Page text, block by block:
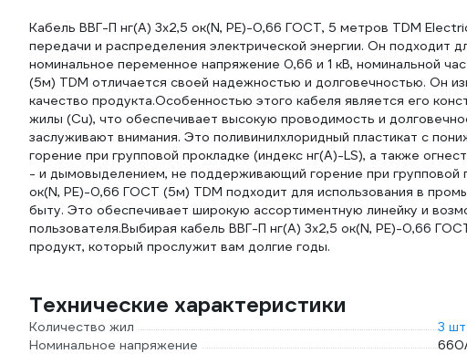
Кабель ВВГ-П нг(А) 3х2,5 ок(N, PE)-0,66 ГОСТ, 5 метров TDM
передачи и распределения электрической энергии. Он подходит
номинальное переменное напряжение 0,66 и 1 кВ, номинальной
(5м) TDM отличается своей надежностью и долговечностью. Он
качество продукта.Особенностью этого кабеля является его
жилы (Cu), что обеспечивает высокую проводимость и
заслуживают внимания. Это поливинилхлоридный пластикат с
горение при групповой прокладке (индекс нг(А)-LS), а также
- и дымовыделением, не поддерживающий горение при групповой
ок(N, PE)-0,66 ГОСТ (5м) TDM подходит для использования в
быту. Это обеспечивает широкую ассортиментную линейку и
пользователя.Выбирая кабель ВВГ-П нг(А) 3х2,5 ок(N, PE)-0,66
продукт, который прослужит вам долгие годы.
Технические характеристики
Количество жил
3 шт
Номинальное напряжение